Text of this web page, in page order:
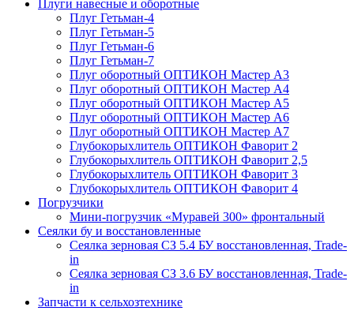
Плуги навесные и оборотные
Плуг Гетьман-4
Плуг Гетьман-5
Плуг Гетьман-6
Плуг Гетьман-7
Плуг оборотный ОПТИКОН Мастер А3
Плуг оборотный ОПТИКОН Мастер А4
Плуг оборотный ОПТИКОН Мастер А5
Плуг оборотный ОПТИКОН Мастер А6
Плуг оборотный ОПТИКОН Мастер А7
Глубокорыхлитель ОПТИКОН Фаворит 2
Глубокорыхлитель ОПТИКОН Фаворит 2,5
Глубокорыхлитель ОПТИКОН Фаворит 3
Глубокорыхлитель ОПТИКОН Фаворит 4
Погрузчики
Мини-погрузчик «Муравей 300» фронтальный
Сеялки бу и восстановленные
Сеялка зерновая СЗ 5.4 БУ восстановленная, Trade-
in
Сеялка зерновая СЗ 3.6 БУ восстановленная, Trade-
in
Запчасти к сельхозтехнике